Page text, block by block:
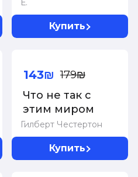
Е.
замыслы и
домыслы
Купить
Гилберт Честертон
Что не так с
этим миром
143₪ 179₪
Купить